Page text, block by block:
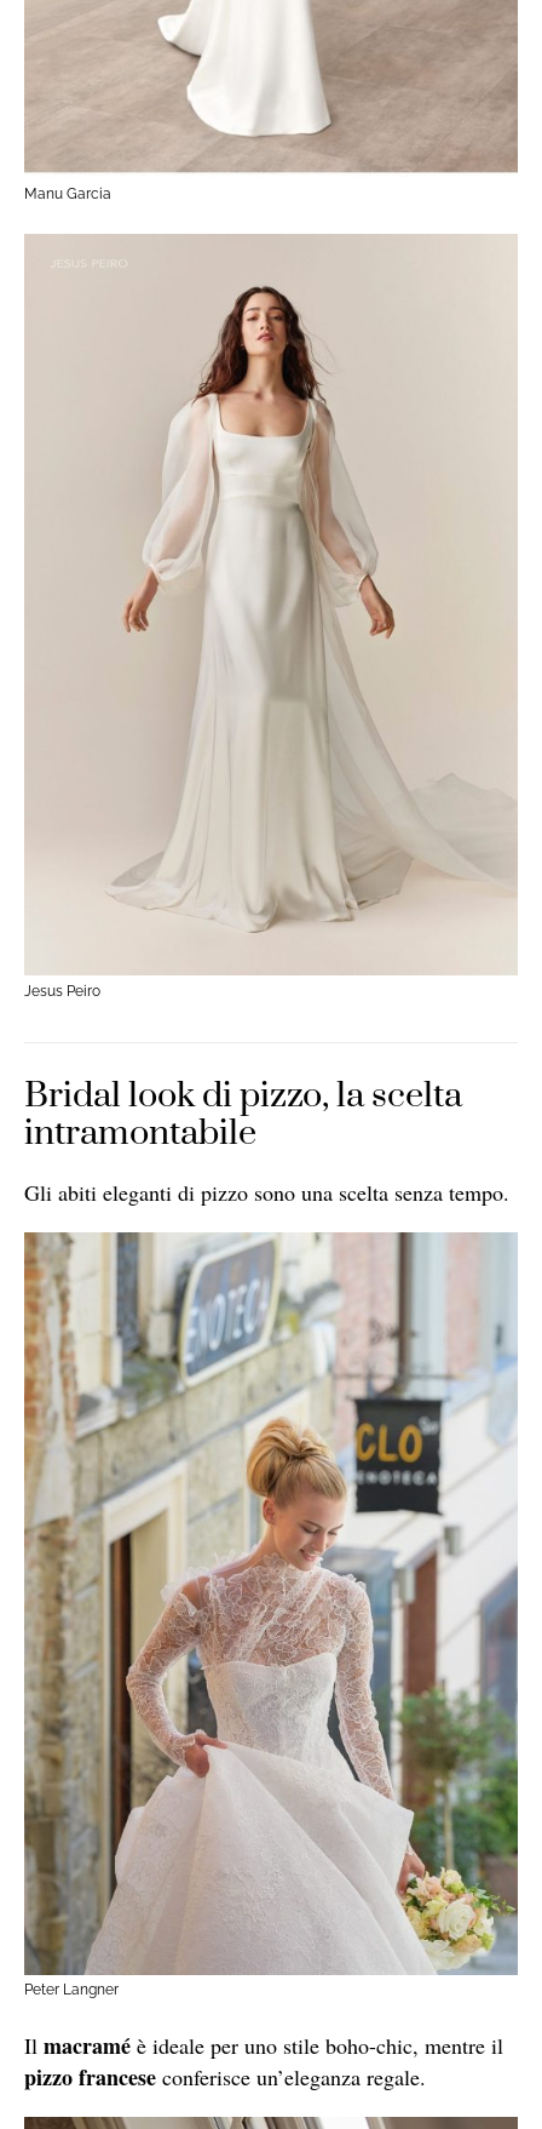
Manu Garcia
Jesus Peiro
Bridal look di pizzo, la scelta
intramontabile
Gli abiti eleganti di pizzo sono una scelta senza tempo.
Peter Langner
Il macramé è ideale per uno stile boho-chic, mentre il
pizzo francese conferisce un’eleganza regale.